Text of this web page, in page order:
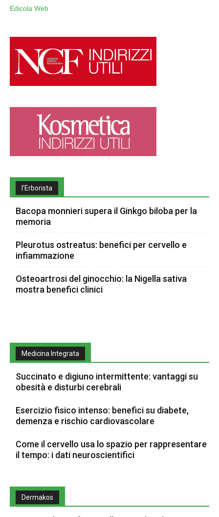
Edicola Web
l’Erborista
Bacopa monnieri supera il Ginkgo biloba per la
memoria
Pleurotus ostreatus: benefici per cervello e
infiammazione
Osteoartrosi del ginocchio: la Nigella sativa
mostra benefici clinici
Medicina Integrata
Succinato e digiuno intermittente: vantaggi su
obesità e disturbi cerebrali
Esercizio fisico intenso: benefici su diabete,
demenza e rischio cardiovascolare
Come il cervello usa lo spazio per rappresentare
il tempo: i dati neuroscientifici
Dermakos